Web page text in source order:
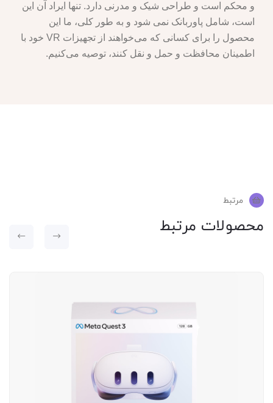
و محکم است و طراحی شیک و مدرنی دارد. تنها ایراد آن این
است، شامل پاوربانک نمی شود و به طور کلی، ما این
محصول را برای کسانی که می‌خواهند از تجهیزات VR خود با
اطمینان محافظت و حمل و نقل کنند، توصیه می‌کنیم.
مرتبط
محصولات مرتبط